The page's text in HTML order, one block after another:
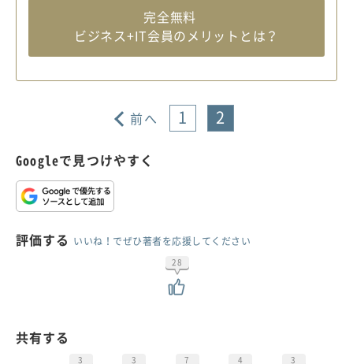
完全無料
ビジネス+IT会員のメリットとは？
前へ 1 2
Googleで見つけやすく
評価する いいね！でぜひ著者を応援してください
28
共有する
3 3 7 4 3